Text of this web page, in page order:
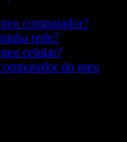
computador?
rede?
celular?
do meu